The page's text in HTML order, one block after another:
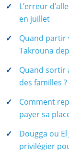
L’erreur
en juillet
Quand partir
Takrouna
Quand sortir
des familles ?
Comment
payer sa
Dougga ou El
privilégier